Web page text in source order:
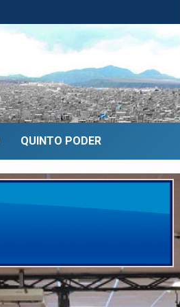
QUINTO PODER